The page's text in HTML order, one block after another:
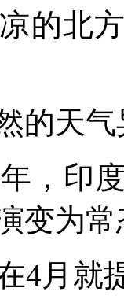
的北
的天
，印
变为
4月就